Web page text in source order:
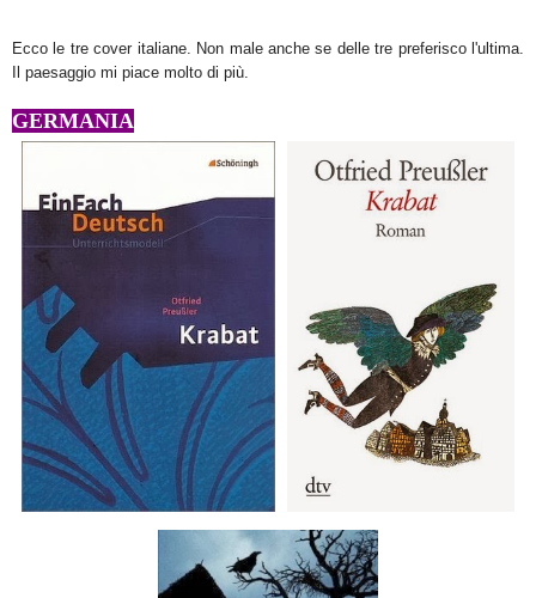
Ecco le tre cover italiane. Non male anche se delle tre preferisco l'ultima.
Il paesaggio mi piace molto di più.
GERMANIA